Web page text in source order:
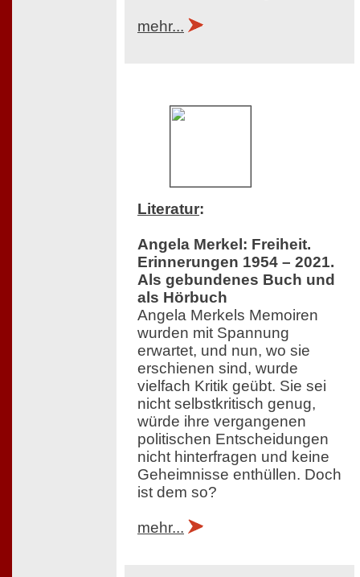
mehr...
Literatur:
Angela Merkel: Freiheit.
Erinnerungen 1954 – 2021.
Als gebundenes Buch und
als Hörbuch
Angela Merkels Memoiren
wurden mit Spannung
erwartet, und nun, wo sie
erschienen sind, wurde
vielfach Kritik geübt. Sie sei
nicht selbstkritisch genug,
würde ihre vergangenen
politischen Entscheidungen
nicht hinterfragen und keine
Geheimnisse enthüllen. Doch
ist dem so?
mehr...